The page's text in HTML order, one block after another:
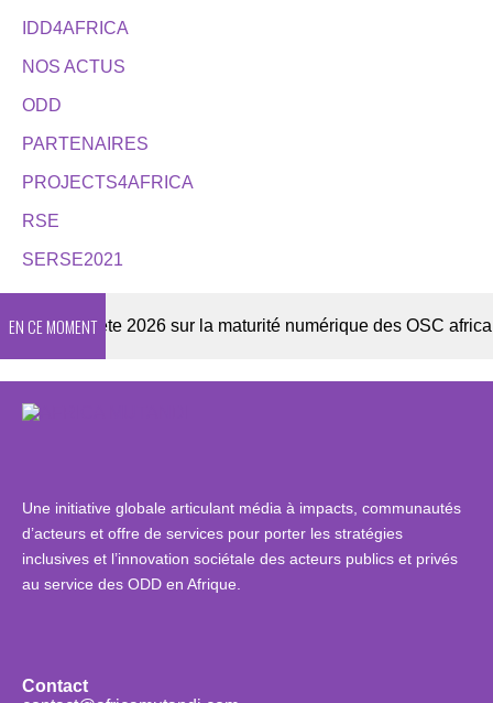
IDD4AFRICA
NOS ACTUS
ODD
PARTENAIRES
PROJECTS4AFRICA
RSE
SERSE2021
EN CE MOMENT
Enquête 2026 sur la maturité numérique des OSC africaines
Une initiative globale articulant média à impacts, communautés
d’acteurs et offre de services pour porter les stratégies
inclusives et l’innovation sociétale des acteurs publics et privés
au service des ODD en Afrique.
Contact